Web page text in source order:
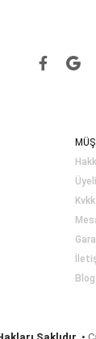
Blog